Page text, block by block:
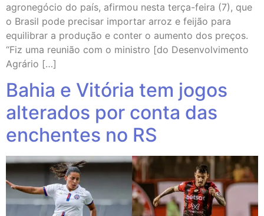
agronegócio do país, afirmou nesta terça-feira (7), que
o Brasil pode precisar importar arroz e feijão para
equilibrar a produção e conter o aumento dos preços.
“Fiz uma reunião com o ministro [do Desenvolvimento
Agrário […]
Bahia e Vitória tem jogos
alterados por conta das
enchentes no RS